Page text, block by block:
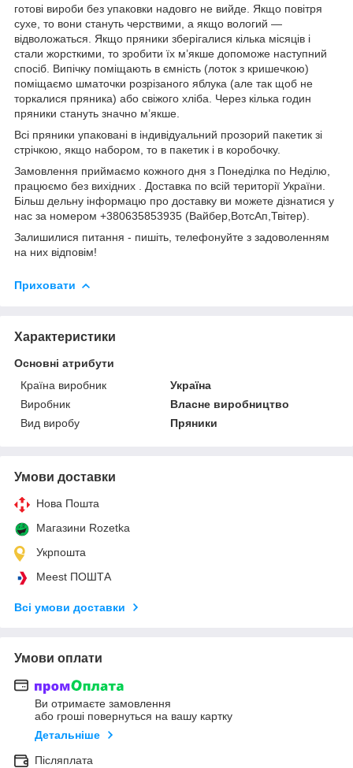
готові вироби без упаковки надовго не вийде. Якщо повітря
сухе, то вони стануть черствими, а якщо вологий —
відволожаться. Якщо пряники зберігалися кілька місяців і
стали жорсткими, то зробити їх м’якше допоможе наступний
спосіб. Випічку поміщають в ємність (лоток з кришечкою)
поміщаємо шматочки розрізаного яблука (але так щоб не
торкалися пряника) або свіжого хліба. Через кілька годин
пряники стануть значно м’якше.
Всі пряники упаковані в індивідуальний прозорий пакетик зі
стрічкою, якщо набором, то в пакетик і в коробочку.
Замовлення приймаємо кожного дня з Понеділка по Неділю,
працюємо без вихідних . Доставка по всій території України.
Більш дельну інформацю про доставку ви можете дізнатися у
нас за номером +380635853935 (Вайбер,ВотсАп,Твітер).
Залишилися питання - пишіть, телефонуйте з задоволенням
на них відповім!
Приховати
Характеристики
Основні атрибути
Країна виробник
Україна
Виробник
Власне виробництво
Вид виробу
Пряники
Умови доставки
Нова Пошта
Магазини Rozetka
Укрпошта
Meest ПОШТА
Всі умови доставки
Умови оплати
Ви отримаєте замовлення
або гроші повернуться на вашу картку
Детальніше
Післяплата